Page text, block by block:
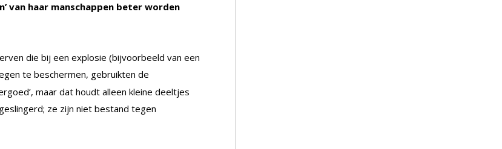
van haar manschappen beter worden
die bij een explosie (bijvoorbeeld van een
te beschermen, gebruikten de
maar dat houdt alleen kleine deeltjes
ze zijn niet bestand tegen